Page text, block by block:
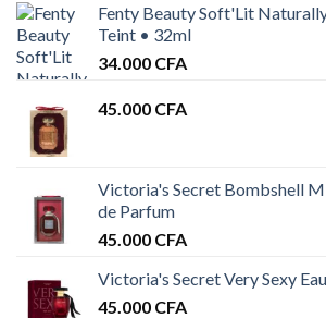
Fenty Beauty Soft'Lit
Teint • 32ml
34.000 CFA
45.000 CFA
Victoria's Secret Bombshell
de Parfum
45.000 CFA
Victoria's Secret Very Sexy
45.000 CFA